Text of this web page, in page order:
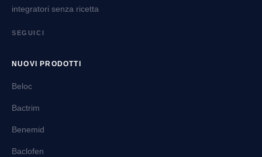
integratori senza ricetta
SEGUICI
NUOVI PRODOTTI
Beloc
Bactrim
Benemid
Baclofen